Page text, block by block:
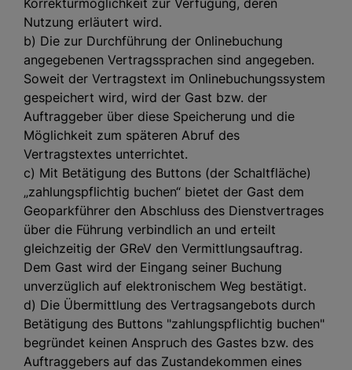
Nutzung erläutert wird.
b) Die zur Durchführung der Onlinebuchung
angegebenen Vertragssprachen sind angegeben.
Soweit der Vertragstext im Onlinebuchungssystem
gespeichert wird, wird der Gast bzw. der
Auftraggeber über diese Speicherung und die
Möglichkeit zum späteren Abruf des
Vertragstextes unterrichtet.
c) Mit Betätigung des Buttons (der Schaltfläche)
„zahlungspflichtig buchen“ bietet der Gast dem
Geoparkführer den Abschluss des Dienstvertrages
über die Führung verbindlich an und erteilt
gleichzeitig der GReV den Vermittlungsauftrag.
Dem Gast wird der Eingang seiner Buchung
unverzüglich auf elektronischem Weg bestätigt.
d) Die Übermittlung des Vertragsangebots durch
Betätigung des Buttons "zahlungspflichtig buchen"
begründet keinen Anspruch des Gastes bzw. des
Auftraggebers auf das Zustandekommen eines